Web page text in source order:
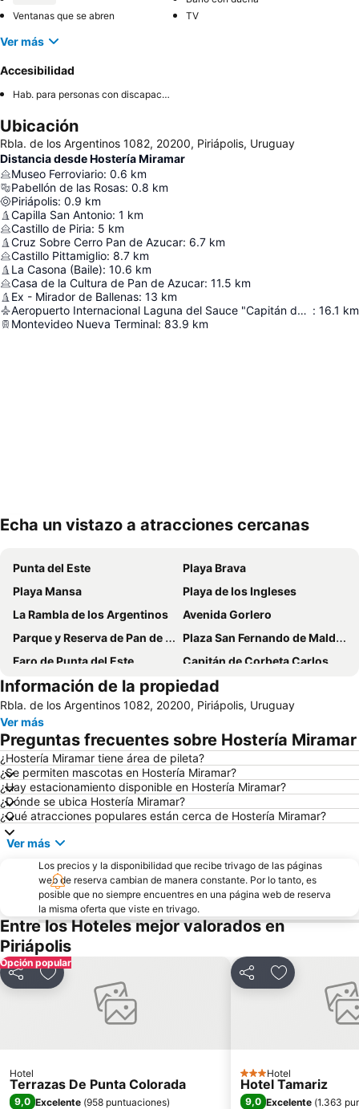
Ventanas que se abren
TV
Ver más
Accesibilidad
Hab. para personas con discapacidad
Ubicación
Rbla. de los Argentinos 1082, 20200, Piriápolis, Uruguay
Distancia desde Hostería Miramar
Museo Ferroviario: 0.6 km
Pabellón de las Rosas: 0.8 km
Piriápolis: 0.9 km
Capilla San Antonio: 1 km
Castillo de Piria: 5 km
Cruz Sobre Cerro Pan de Azucar: 6.7 km
Castillo Pittamiglio: 8.7 km
La Casona (Baile): 10.6 km
Casa de la Cultura de Pan de Azucar: 11.5 km
Ex - Mirador de Ballenas: 13 km
Aeropuerto Internacional Laguna del Sauce "Capitán de Corbeta Carlos Curbelo" : 16.1 km
Montevideo Nueva Terminal: 83.9 km
Echa un vistazo a atracciones cercanas
Punta del Este
Playa Brava
Playa Mansa
Playa de los Ingleses
La Rambla de los Argentinos
Avenida Gorlero
Parque y Reserva de Pan de Azúcar
Plaza San Fernando de Maldonado
Faro de Punta del Este
Capitán de Corbeta Carlos A. Curbelo International Airport
La Mano
Isla Gorriti
Información de la propiedad
Rbla. de los Argentinos 1082, 20200, Piriápolis, Uruguay
Ver más
Preguntas frecuentes sobre Hostería Miramar
¿Hostería Miramar tiene área de pileta?
¿Se permiten mascotas en Hostería Miramar?
¿Hay estacionamiento disponible en Hostería Miramar?
¿Dónde se ubica Hostería Miramar?
¿Qué atracciones populares están cerca de Hostería Miramar?
Ver más
Los precios y la disponibilidad que recibe trivago de las páginas
web de reserva cambian de manera constante. Por lo tanto, es
posible que no siempre encuentres en una página web de reserva
la misma oferta que viste en trivago.
Entre los Hoteles mejor valorados en
Piriápolis
Opción popular
CompartirAñadir a favoritos
Hotel
Terrazas De Punta Colorada
9,0 Excelente (958 puntuaciones)
CompartirAñadir a
3 Estrellas
Hotel
Hotel Tamariz
9,0 Excelente (1.363